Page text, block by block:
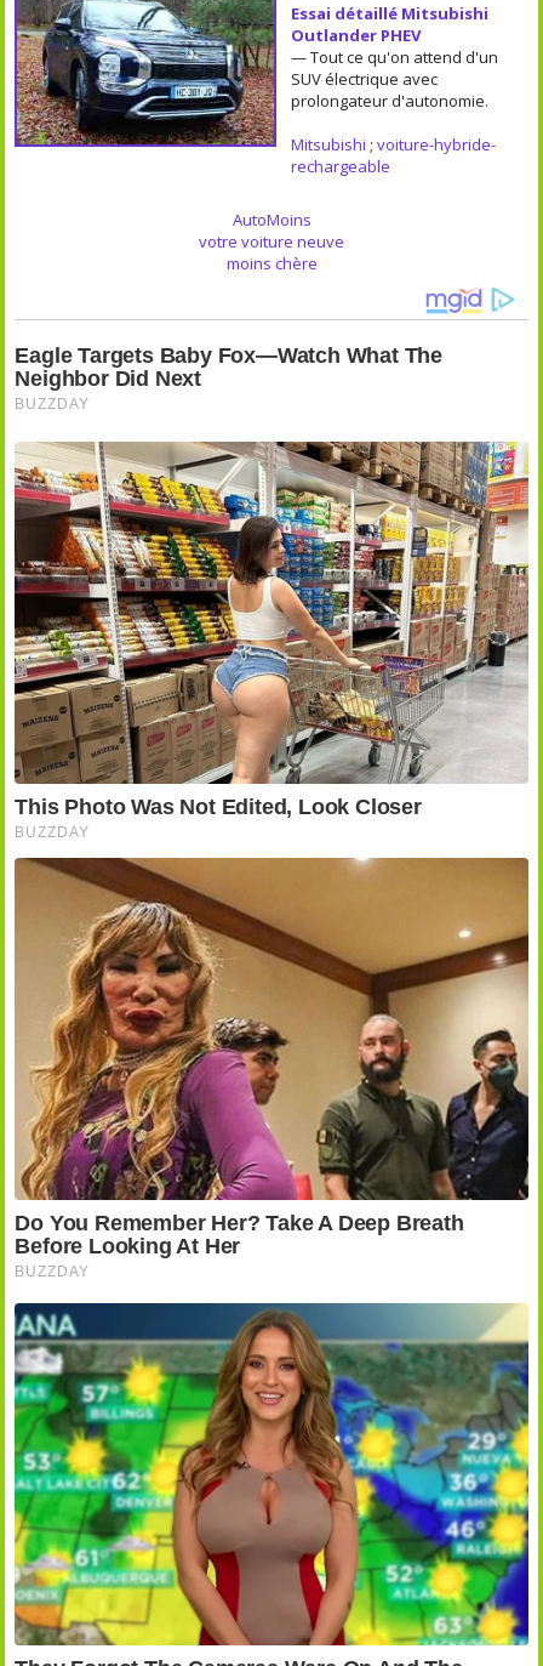
Essai détaillé Mitsubishi
Outlander PHEV
— Tout ce qu'on attend d'un
SUV électrique avec
prolongateur d'autonomie.
Mitsubishi ; voiture-hybride-
rechargeable
AutoMoins
votre voiture neuve
moins chère